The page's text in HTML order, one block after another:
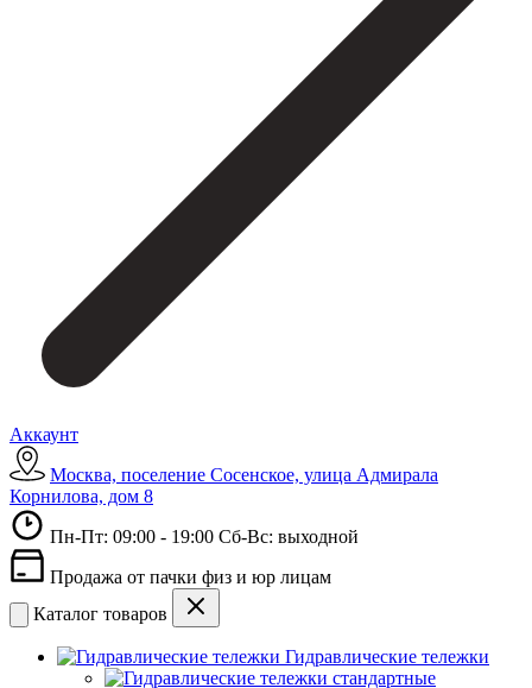
Аккаунт
Москва, поселение Сосенское, улица Адмирала
Корнилова, дом 8
Пн-Пт: 09:00 - 19:00 Сб-Вс: выходной
Продажа от пачки физ и юр лицам
Каталог товаров
Гидравлические тележки